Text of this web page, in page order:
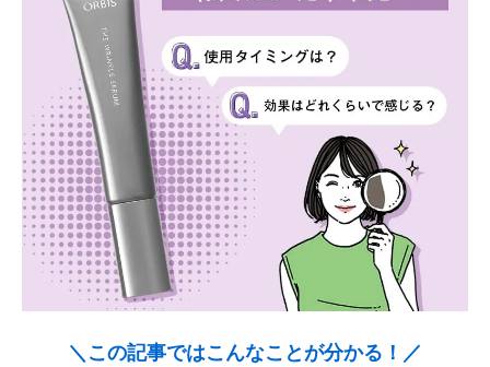
＼この記事ではこんなことが分かる！／